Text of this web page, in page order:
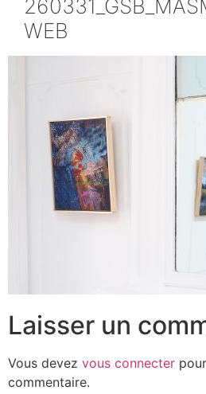
WEB
Laisser un
Vous devez vous connecter
commentaire.